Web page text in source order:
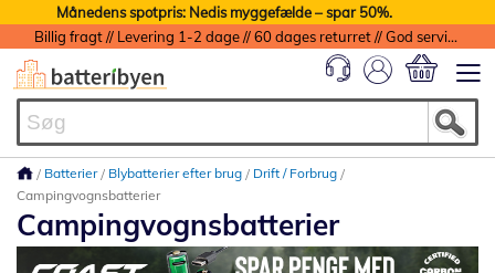
Månedens spotpris: Nedis myggefælde – spar 50%.
Billig fragt // Levering 1-2 dage // 60 dages returret // God service med garanti
Batterier Blybatterier efter brug
Drift / Forbrug
Campingvognsbatterier
Campingvognsbatterier